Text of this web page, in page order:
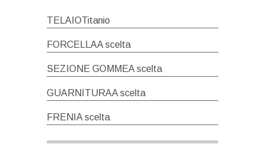
TELAIOTitanio
FORCELLAA scelta
SEZIONE GOMMEA scelta
GUARNITURAA scelta
FRENIA scelta